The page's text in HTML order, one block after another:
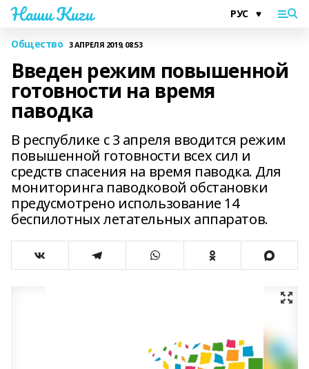
Наши Киги
Общество 3 АПРЕЛЯ 2019, 08:53
Введен режим повышенной
готовности на время
паводка
В республике с 3 апреля вводится режим
повышенной готовности всех сил и
средств спасения на время паводка. Для
мониторинга паводковой обстановки
предусмотрено использование 14
беспилотных летательных аппаратов.